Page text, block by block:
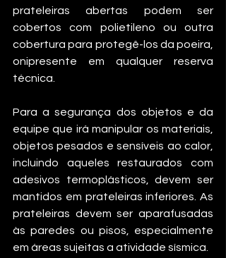
prateleiras abertas podem ser
cobertos com polietileno ou outra
cobertura para protegê-los da poeira,
onipresente em qualquer reserva
técnica.
Para a segurança dos objetos e da
equipe que irá manipular os materiais,
objetos pesados ​​e sensíveis ao calor,
incluindo aqueles restaurados com
adesivos termoplásticos, devem ser
mantidos em prateleiras inferiores. As
prateleiras devem ser aparafusadas
às paredes ou pisos, especialmente
em áreas sujeitas a atividade sísmica.